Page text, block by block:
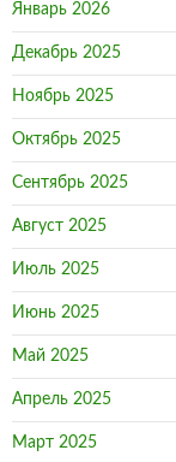
Январь 2026
Декабрь 2025
Ноябрь 2025
Октябрь 2025
Сентябрь 2025
Август 2025
Июль 2025
Июнь 2025
Май 2025
Апрель 2025
Март 2025